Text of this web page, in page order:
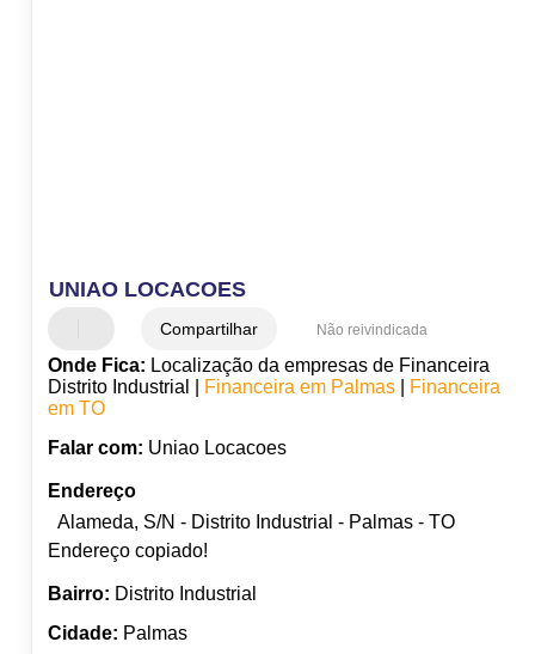
UNIAO LOCACOES
Compartilhar Não reivindicada
Onde Fica: Localização da empresas de Financeira
Distrito Industrial |
Financeira em Palmas|
Financeira
em TO
Falar com: Uniao Locacoes
Endereço
Alameda, S/N - Distrito Industrial - Palmas - TO
Endereço copiado!
Bairro: Distrito Industrial
Cidade: Palmas